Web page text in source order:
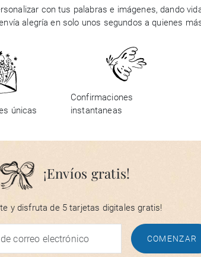
con tus palabras e imágenes, dando
alegría en solo unos segundos a quienes
únicas
Confirmaciones
instantaneas
¡Envíos gratis!
y disfruta de 5 tarjetas digitales gratis!
COMENZAR